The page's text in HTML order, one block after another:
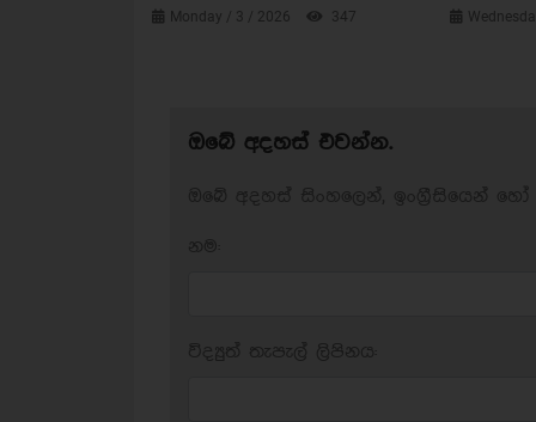
Monday / 3 / 2026 347
ඔබේ අදහස් එවන්න.